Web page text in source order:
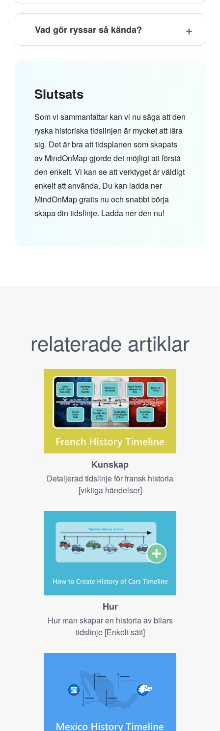
Vad gör ryssar så kända?
Slutsats
Som vi sammanfattar kan vi nu säga att den
ryska historiska tidslinjen är mycket att lära
sig. Det är bra att tidsplanen som skapats
av MindOnMap gjorde det möjligt att förstå
den enkelt. Vi kan se att verktyget är väldigt
enkelt att använda. Du kan ladda ner
MindOnMap gratis nu och snabbt börja
skapa din tidslinje. Ladda ner den nu!
relaterade artiklar
Kunskap
Detaljerad tidslinje för fransk historia
[viktiga händelser]
Hur
Hur man skapar en historia av bilars
tidslinje [Enkelt sätt]